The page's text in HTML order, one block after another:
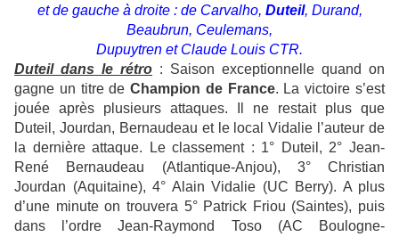
et de gauche à droite : de Carvalho, Duteil, Durand,
Beaubrun, Ceulemans,
Dupuytren et Claude Louis CTR.
Duteil dans le rétro : Saison exceptionnelle quand on
gagne un titre deChampion de France. La victoire s’est
jouée après plusieurs attaques. Il ne restait plus que
Duteil, Jourdan, Bernaudeau et le local Vidalie l’auteur de
la dernière attaque. Le classement : 1° Duteil, 2° Jean-
René Bernaudeau (Atlantique-Anjou), 3° Christian
Jourdan (Aquitaine), 4° Alain Vidalie (UC Berry). A plus
d’une minute on trouvera 5° Patrick Friou (Saintes), puis
dans l’ordre Jean-Raymond Toso (AC Boulogne-